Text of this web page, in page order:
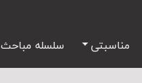
مناسبتی سلسله مباحث